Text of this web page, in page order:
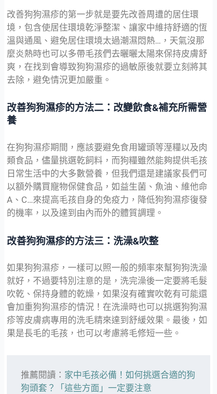
改善狗狗濕疹的第一步就是要先改善周遭的居住環
境，包含使居住環境乾淨整潔、讓家中維持舒適的恆
溫與通風、避免居住環境太過潮濕悶熱…，天氣沒那
麼炎熱時也可以多帶毛孩們去曬曬太陽來保持皮膚舒
爽，在找到會導致狗狗濕疹的過敏原後就要立刻將其
去除，避免情況更加嚴重。
改善狗狗濕疹的方法二：改變飲食&補充所需營
養
在狗狗濕疹期間，應該要避免食用罐頭等溼糧以及肉
類食品，儘量挑選乾飼料，而狗糧雖然能夠提供毛孩
日常生活中的大多數營養，但我們還是建議家長們可
以額外購買寵物保健食品，如益生菌、魚油、維他命
A、C…來提高毛孩自身的免疫力，降低狗狗濕疹復發
的機率，以及達到由內而外的體質調理。
改善狗狗濕疹的方法三：洗澡&吹整
如果狗狗濕疹，一樣可以照一般的頻率來幫狗狗洗澡
就好，不過要特別注意的是，洗完澡後一定要將毛髮
吹乾、保持身體的乾燥，如果沒有確實吹乾有可能還
會加重狗狗濕疹的情況！在洗澡時也可以挑選狗狗濕
疹等皮膚病專用的洗毛精來達到舒緩效果。最後，如
果是長毛的毛孩，也可以考慮將毛修短一些。
推薦閱讀： 家中毛孩必備！如何挑選合適的狗
狗頭套？「這些方面」一定要注意